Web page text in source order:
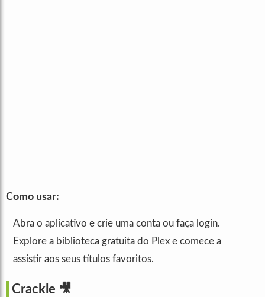
Como usar:
Abra o aplicativo e crie uma conta ou faça login.
Explore a biblioteca gratuita do Plex e comece a
assistir aos seus títulos favoritos.
Crackle 🎥